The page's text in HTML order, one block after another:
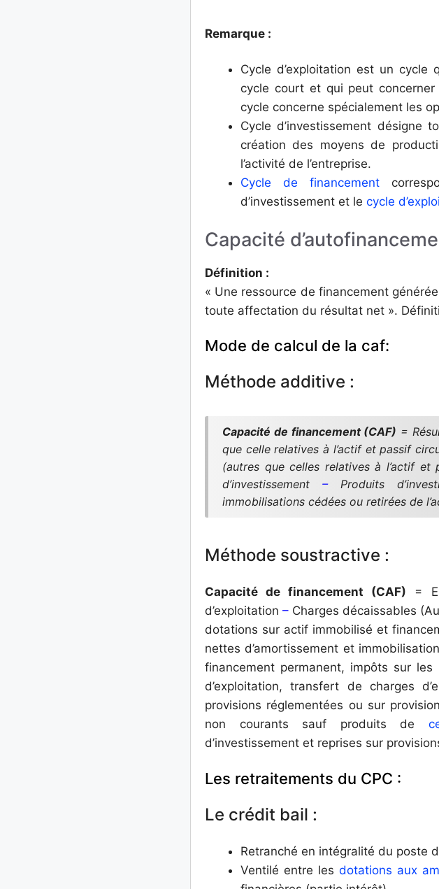
Remarque :
Cycle d’exploitation est un cycle
cycle court et qui peut
cycle concerne spécialement les
Cycle d’investissement désigne
création des moyens de
l’activité de l’entreprise.
Cycle de financement
d’investissement et le cycle
Capacité
Définition :
« Une ressource de financement
toute affectation du résultat net ».
Mode de calcul de la caf:
Méthode additive :
Capacité de financement (CAF) =
que celle relatives à l’actif et passif
(autres que celles relatives à l’actif
d’investissement –Produits
immobilisations cédées ou retirées de
Méthode soustractive :
Capacité de financement (CAF) =
d’exploitation– Charges décaissables
dotations sur actif immobilisé et
nettes d’amortissement et
financement permanent, impôts sur les
d’exploitation, transfert de charges
provisions réglementées ou sur
non courants sauf produits de
d’investissement et reprises sur
Les retraitements du CPC :
Le crédit bail :
Retranché en intégralité du poste
Ventilé entre les dotations aux